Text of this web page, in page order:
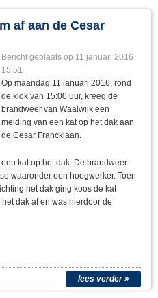
af aan de Cesar
Bericht geplaats op 11 januari 2016
15:51
Op maandag 11 januari 2016, rond
de klok van 15:00 uur, kreeg de
brandweer van Waalwijk een
melding van een kat op het dak aan
de Cesar Francklaan.
kat op het dak. De brandweer
waaronder een hoogwerker. Toen
het dak ging koos de kat
dak af en was hierdoor de
lees verder »